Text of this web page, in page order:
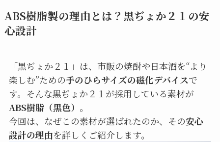
ABS樹脂製の理由とは？黒ぢょか２１の安
心設計
「黒ぢょか２１」は、市販の焼酎や日本酒を“より
楽しむ”ための手のひらサイズの磁化デバイスで
す。そんな黒ぢょか２１が採用している素材が
ABS樹脂（黒色） 。
今回は、なぜこの素材が選ばれたのか、その安心
設計の理由を詳しくご紹介します。